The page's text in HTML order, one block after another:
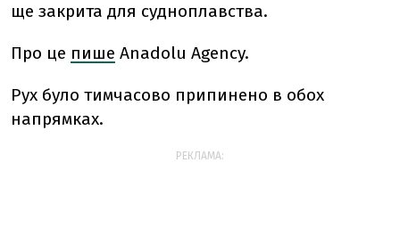
ще закрита для судноплавства.
Про це пише Anadolu Agency.
Рух було тимчасово припинено в обох
напрямках.
РЕКЛАМА: